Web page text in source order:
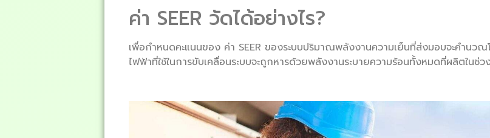
ค่า SEER วัดได้อย่างไร?
เพื่อกำหนดคะแนนของ ค่า SEER ของระบบปริมาณพลังงานความเย็นที่ส่งมอบจะคำนว
ไฟฟ้าที่ใช้ในการขับเคลื่อนระบบจะถูกหารด้วยพลังงานระบายความร้อนทั้งหมดที่ผลิตในช่ว